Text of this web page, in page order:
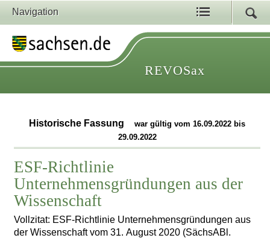
Navigation
REVOSax
Historische Fassung
war gültig vom 16.09.2022 bis
29.09.2022
ESF-Richtlinie
Unternehmensgründungen aus der
Wissenschaft
Vollzitat: ESF-Richtlinie Unternehmensgründungen aus
der Wissenschaft vom 31. August 2020 (SächsABl.